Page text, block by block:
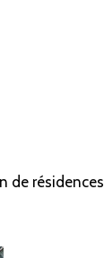
de résidences